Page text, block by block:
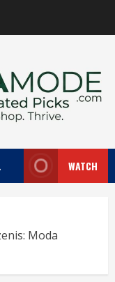
WATCH
Moda